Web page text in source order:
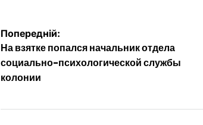
Навігація
записів
Попередній:
На взятке попался начальник отдела
социально-психологической службы
колонии